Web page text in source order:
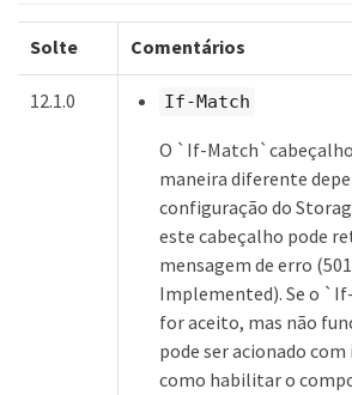
Solte Comentários
12.1.0 If-Match
O `If-
maneira diferente
configuração do
este cabeçalho pode
mensagem de erro
Implemented). Se o
for aceito, mas não
pode ser acionado
como habilitar o